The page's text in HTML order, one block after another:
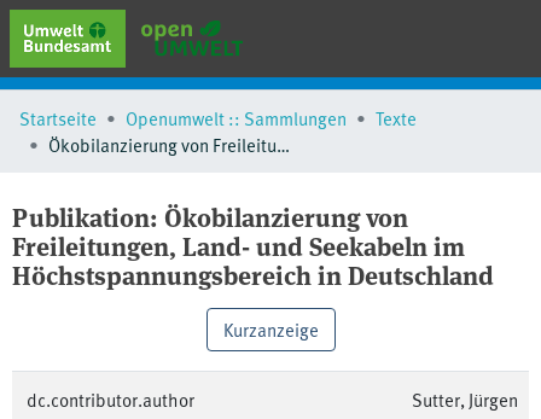
erweiterte Suche
Browse
Schlagwörter
Startseite Openumwelt :: Sammlungen
Texte
Ökobilanzierung von Freileitungen, Land- und Seekabeln im Höchstspannungsbereich in Deutschland
Publikation: Ökobilanzierung von
Freileitungen, Land- und Seekabeln im
Höchstspannungsbereich in Deutschland
Kurzanzeige
dc.contributor.author Sutter, Jürgen